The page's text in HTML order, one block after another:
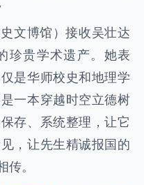
文博馆）接收吴壮达
珍贵学术遗产。她表
是华师校史和地理学
一本穿越时空立德树
存、系统整理，让它
，让先生精诚报国的
。